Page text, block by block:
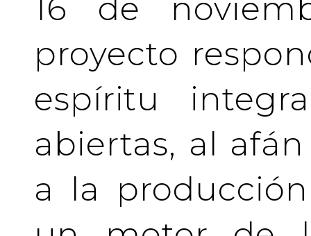
16 de
proyecto
espíritu
abiertas, al
a la